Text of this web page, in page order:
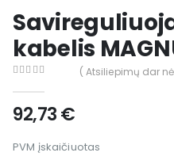
kabelis
( Atsiliepimų dar
92,73€
PVM įskaičiuotas